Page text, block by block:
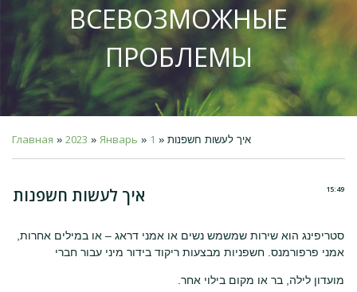
ВСЕВОЗМОЖНЫЕ
ПРОБЛЕМЫ
Главная » 2023 » Январь » 1 » איך לעשות חשפנות
15:49 איך לעשות חשפנות
סטריפינג הוא שירות שמשמש נשים או אמני דראג – או במילים אחרות,
אמני פרפורמנס. חשפניות מבצעות ריקוד בידור מיני עבור חברי
מועדון לילה, בר או מקום בילוי אחר.